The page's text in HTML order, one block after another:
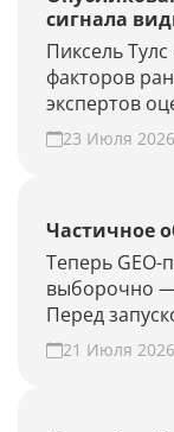
сигнала
Пиксель
факторов
экспертов
влияют на
23 Июля 2026
Частичное
Теперь
выборочно —
Перед
объём
новые
21 Июля 2026